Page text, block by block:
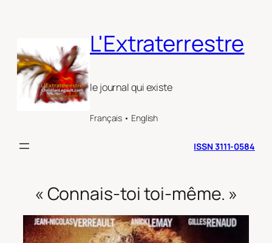
L'Extraterrestre
le journal qui existe
Français • English
ISSN 3111-0584
« Connais-toi toi-même. »